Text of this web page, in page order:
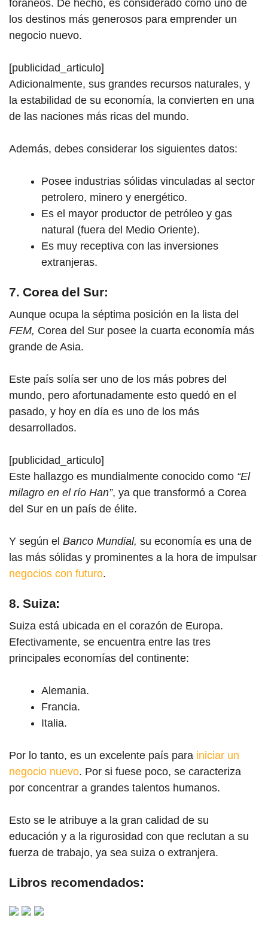
foráneos. De hecho, es considerado como uno de
los destinos más generosos para emprender un
negocio nuevo.
[publicidad_articulo]
Adicionalmente, sus grandes recursos naturales, y
la estabilidad de su economía, la convierten en una
de las naciones más ricas del mundo.
Además, debes considerar los siguientes datos:
Posee industrias sólidas vinculadas al sector
petrolero, minero y energético.
Es el mayor productor de petróleo y gas
natural (fuera del Medio Oriente).
Es muy receptiva con las inversiones
extranjeras.
7. Corea del Sur:
Aunque ocupa la séptima posición en la lista del
FEM, Corea del Sur posee la cuarta economía más
grande de Asia.
Este país solía ser uno de los más pobres del
mundo, pero afortunadamente esto quedó en el
pasado, y hoy en día es uno de los más
desarrollados.
[publicidad_articulo]
Este hallazgo es mundialmente conocido como “El
milagro en el río Han”, ya que transformó a Corea
del Sur en un país de élite.
Y según el Banco Mundial, su economía es una de
las más sólidas y prominentes a la hora de impulsar
negocios con futuro.
8. Suiza:
Suiza está ubicada en el corazón de Europa.
Efectivamente, se encuentra entre las tres
principales economías del continente:
Alemania.
Francia.
Italia.
Por lo tanto, es un excelente país para iniciar un
negocio nuevo. Por si fuese poco, se caracteriza
por concentrar a grandes talentos humanos.
Esto se le atribuye a la gran calidad de su
educación y a la rigurosidad con que reclutan a su
fuerza de trabajo, ya sea suiza o extranjera.
Libros recomendados: